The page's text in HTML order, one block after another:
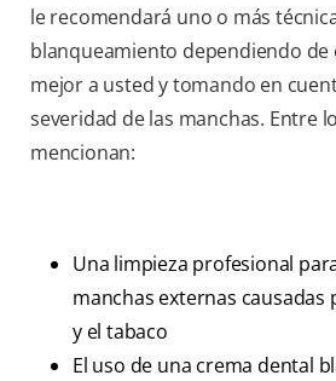
le recomendará uno o más
blanqueamiento dependiendo de
mejor a usted y tomando en
severidad de las manchas. Entre
mencionan:
Una limpieza profesional
manchas externas
y el tabaco
El uso de una crema dental